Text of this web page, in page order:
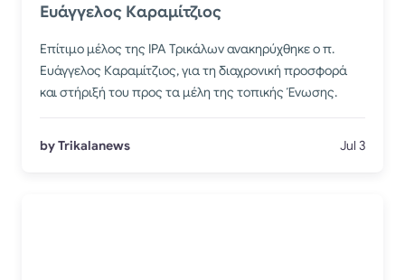
Ευάγγελος Καραμίτζιος
Επίτιμο μέλος της IPA Τρικάλων ανακηρύχθηκε ο π.
Ευάγγελος Καραμίτζιος, για τη διαχρονική προσφορά
και στήριξή του προς τα μέλη της τοπικής Ένωσης.
by Trikalanews Jul 3